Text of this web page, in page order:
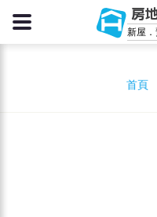
房
新屋
首頁